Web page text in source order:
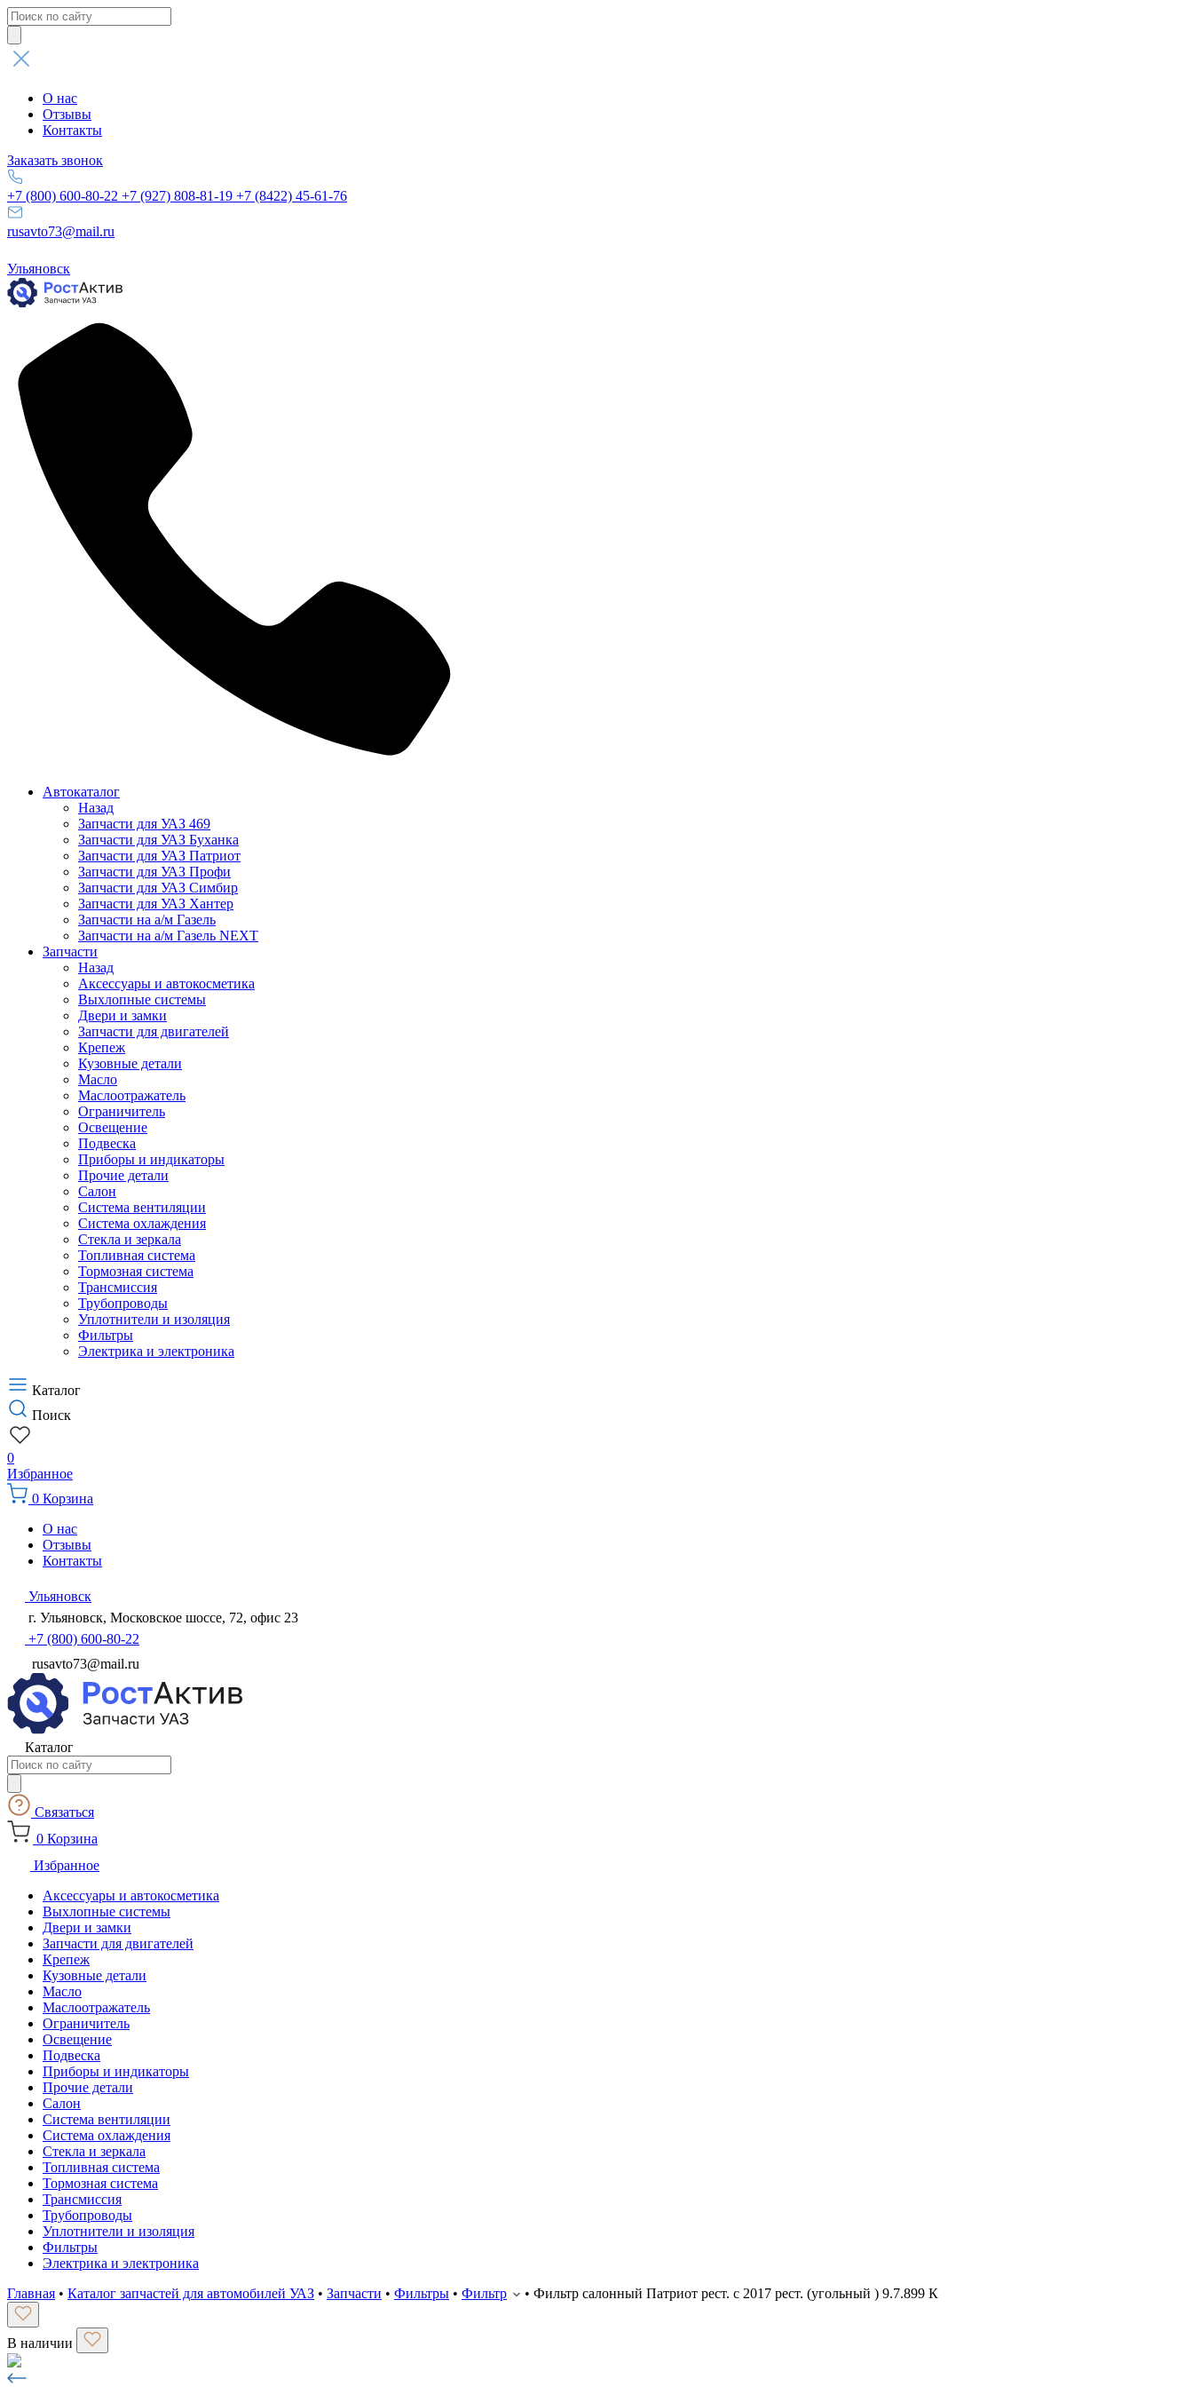
Поиск
товаров
О нас
Отзывы
Контакты
Заказать звонок
+7 (800) 600-80-22 +7 (927) 808-81-19 +7 (8422) 45-61-76
rusavto73@mail.ru
Ульяновск
Автокаталог
Назад
Запчасти для УАЗ 469
Запчасти для УАЗ Буханка
Запчасти для УАЗ Патриот
Запчасти для УАЗ Профи
Запчасти для УАЗ Симбир
Запчасти для УАЗ Хантер
Запчасти на а/м Газель
Запчасти на а/м Газель NEXT
Запчасти
Назад
Аксессуары и автокосметика
Выхлопные системы
Двери и замки
Запчасти для двигателей
Крепеж
Кузовные детали
Масло
Маслоотражатель
Ограничитель
Освещение
Подвеска
Приборы и индикаторы
Прочие детали
Салон
Система вентиляции
Система охлаждения
Стекла и зеркала
Топливная система
Тормозная система
Трансмиссия
Трубопроводы
Уплотнители и изоляция
Фильтры
Электрика и электроника
Каталог
Поиск
0
Избранное
0 Корзина
О нас
Отзывы
Контакты
Ульяновск
г. Ульяновск, Московское шоссе, 72, офис 23
+7 (800) 600-80-22
rusavto73@mail.ru
Каталог
Поиск
товаров
Связаться
0 Корзина
Избранное
Аксессуары и автокосметика
Выхлопные системы
Двери и замки
Запчасти для двигателей
Крепеж
Кузовные детали
Масло
Маслоотражатель
Ограничитель
Освещение
Подвеска
Приборы и индикаторы
Прочие детали
Салон
Система вентиляции
Система охлаждения
Стекла и зеркала
Топливная система
Тормозная система
Трансмиссия
Трубопроводы
Уплотнители и изоляция
Фильтры
Электрика и электроника
Главная • Каталог запчастей для автомобилей УАЗ • Запчасти • Фильтры • Фильтр • Фильтр салонный Патриот рест. с 2017 рест. (угольный ) 9.7.899 К
В наличии